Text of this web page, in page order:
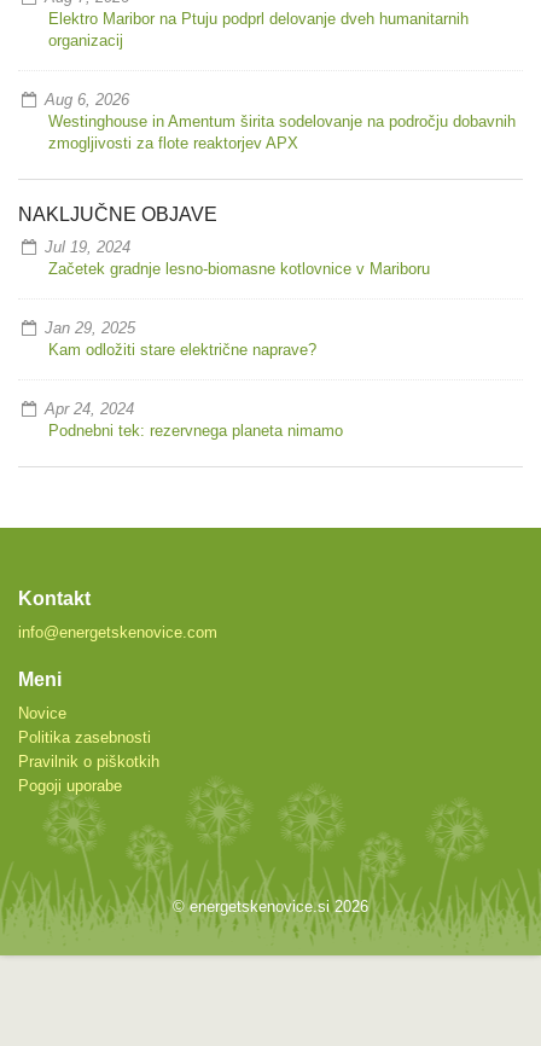
Elektro Maribor na Ptuju podprl delovanje dveh humanitarnih
organizacij
Aug 6, 2026
Westinghouse in Amentum širita sodelovanje na področju dobavnih
zmogljivosti za flote reaktorjev APX
NAKLJUČNE OBJAVE
Jul 19, 2024
Začetek gradnje lesno-biomasne kotlovnice v Mariboru
Jan 29, 2025
Kam odložiti stare električne naprave?
Apr 24, 2024
Podnebni tek: rezervnega planeta nimamo
Kontakt
info@energetskenovice.com
Meni
Novice
Politika zasebnosti
Pravilnik o piškotkih
Pogoji uporabe
© energetskenovice.si 2026